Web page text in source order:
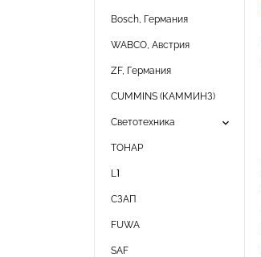
Bosch, Германия
WABCO, Австрия
ZF, Германия
CUMMINS (КАММИНЗ)
Светотехника keyboard_arrow_down
ТОНАР
L1
СЗАП
FUWA
SAF